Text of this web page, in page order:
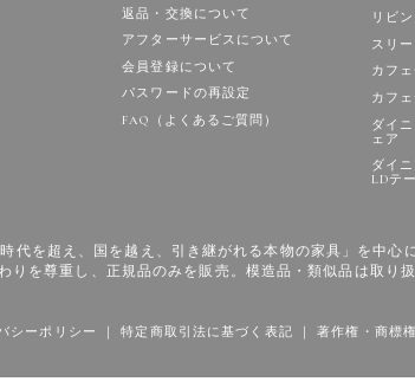
返品・交換について
アフターサービスについて
会員登録について
パスワードの再設定
FAQ（よくあるご質問）
リビ
スリ
カフ
カフ
ダイ
ェア
ダイ
LDテ
時代を超え、国を越え、引き継がれる本物の家具」を中心
りを尊重し、正規品のみを販売。模造品・類似品は取り扱
シーポリシー ｜特定商取引法に基づく表記 ｜著作権・商標